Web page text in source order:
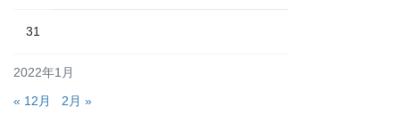
2022年1月
31
« 12月 2月 »